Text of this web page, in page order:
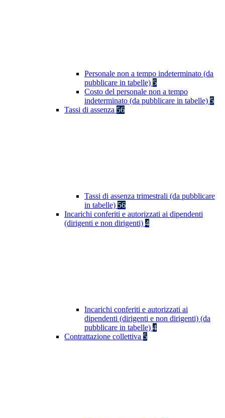
Personale non a tempo indeterminato (da
pubblicare in tabelle) 5
Costo del personale non a tempo
indeterminato (da pubblicare in tabelle) 5
Tassi di assenza 56
Tassi di assenza trimestrali (da pubblicare
in tabelle) 56
Incarichi conferiti e autorizzati ai dipendenti
(dirigenti e non dirigenti) 4
Incarichi conferiti e autorizzati ai
dipendenti (dirigenti e non dirigenti) (da
pubblicare in tabelle) 4
Contrattazione collettiva 5